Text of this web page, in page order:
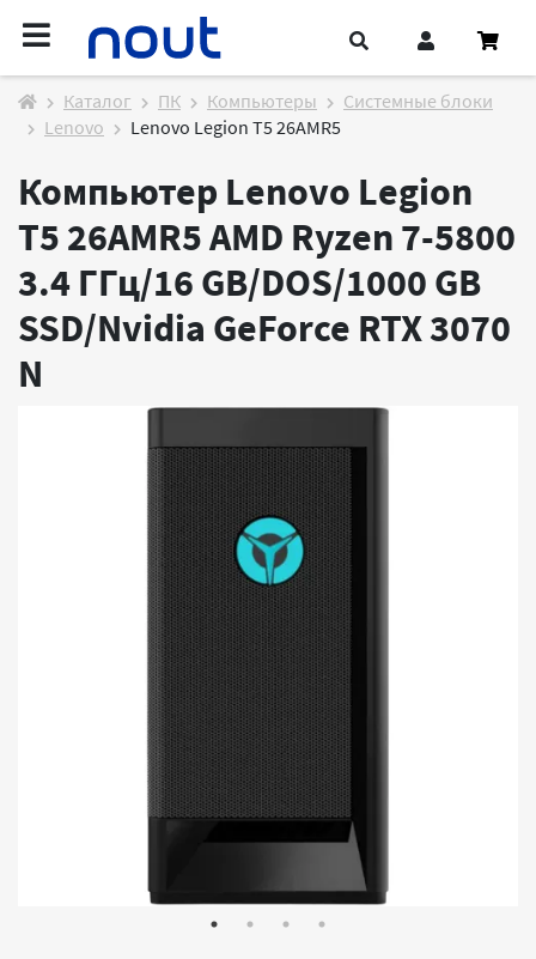
Каталог ПК Компьютеры
Системные блоки
Lenovo
Lenovo Legion T5 26AMR5
Компьютер Lenovo Legion
T5 26AMR5 AMD Ryzen 7-5800
3.4 ГГц/16 GB/DOS/1000 GB
SSD/Nvidia GeForce RTX 3070
N